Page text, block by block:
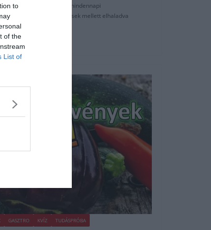
to
of the
List of
arra, hogy teszteld a mindennapi
az utcán, építkezések mellett elhaladva
GASZTRO KVÍZ TUDÁSPRÓBA